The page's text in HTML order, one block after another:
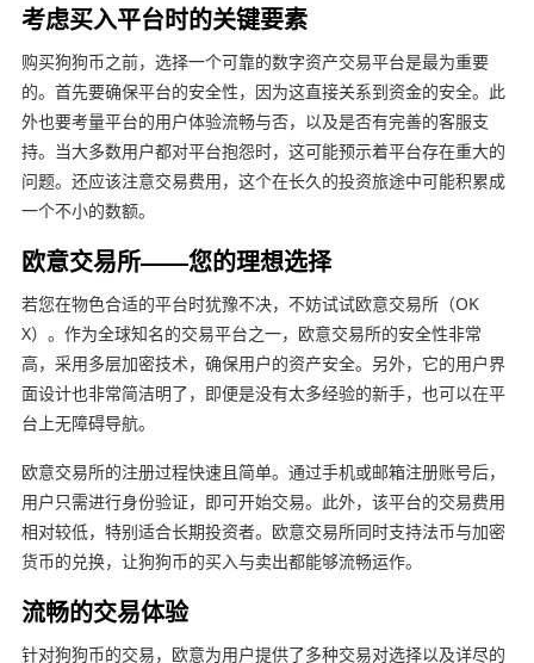
考虑买入平台时的关键要素
购买狗狗币之前，选择一个可靠的数字资产交易平台是最为重要
的。首先要确保平台的安全性，因为这直接关系到资金的安全。此
外也要考量平台的用户体验流畅与否，以及是否有完善的客服支
持。当大多数用户都对平台抱怨时，这可能预示着平台存在重大的
问题。还应该注意交易费用，这个在长久的投资旅途中可能积累成
一个不小的数额。
欧意交易所——您的理想选择
若您在物色合适的平台时犹豫不决，不妨试试欧意交易所（OK
X）。作为全球知名的交易平台之一，欧意交易所的安全性非常
高，采用多层加密技术，确保用户的资产安全。另外，它的用户界
面设计也非常简洁明了，即便是没有太多经验的新手，也可以在平
台上无障碍导航。
欧意交易所的注册过程快速且简单。通过手机或邮箱注册账号后，
用户只需进行身份验证，即可开始交易。此外，该平台的交易费用
相对较低，特别适合长期投资者。欧意交易所同时支持法币与加密
货币的兑换，让狗狗币的买入与卖出都能够流畅运作。
流畅的交易体验
针对狗狗币的交易，欧意为用户提供了多种交易对选择以及详尽的